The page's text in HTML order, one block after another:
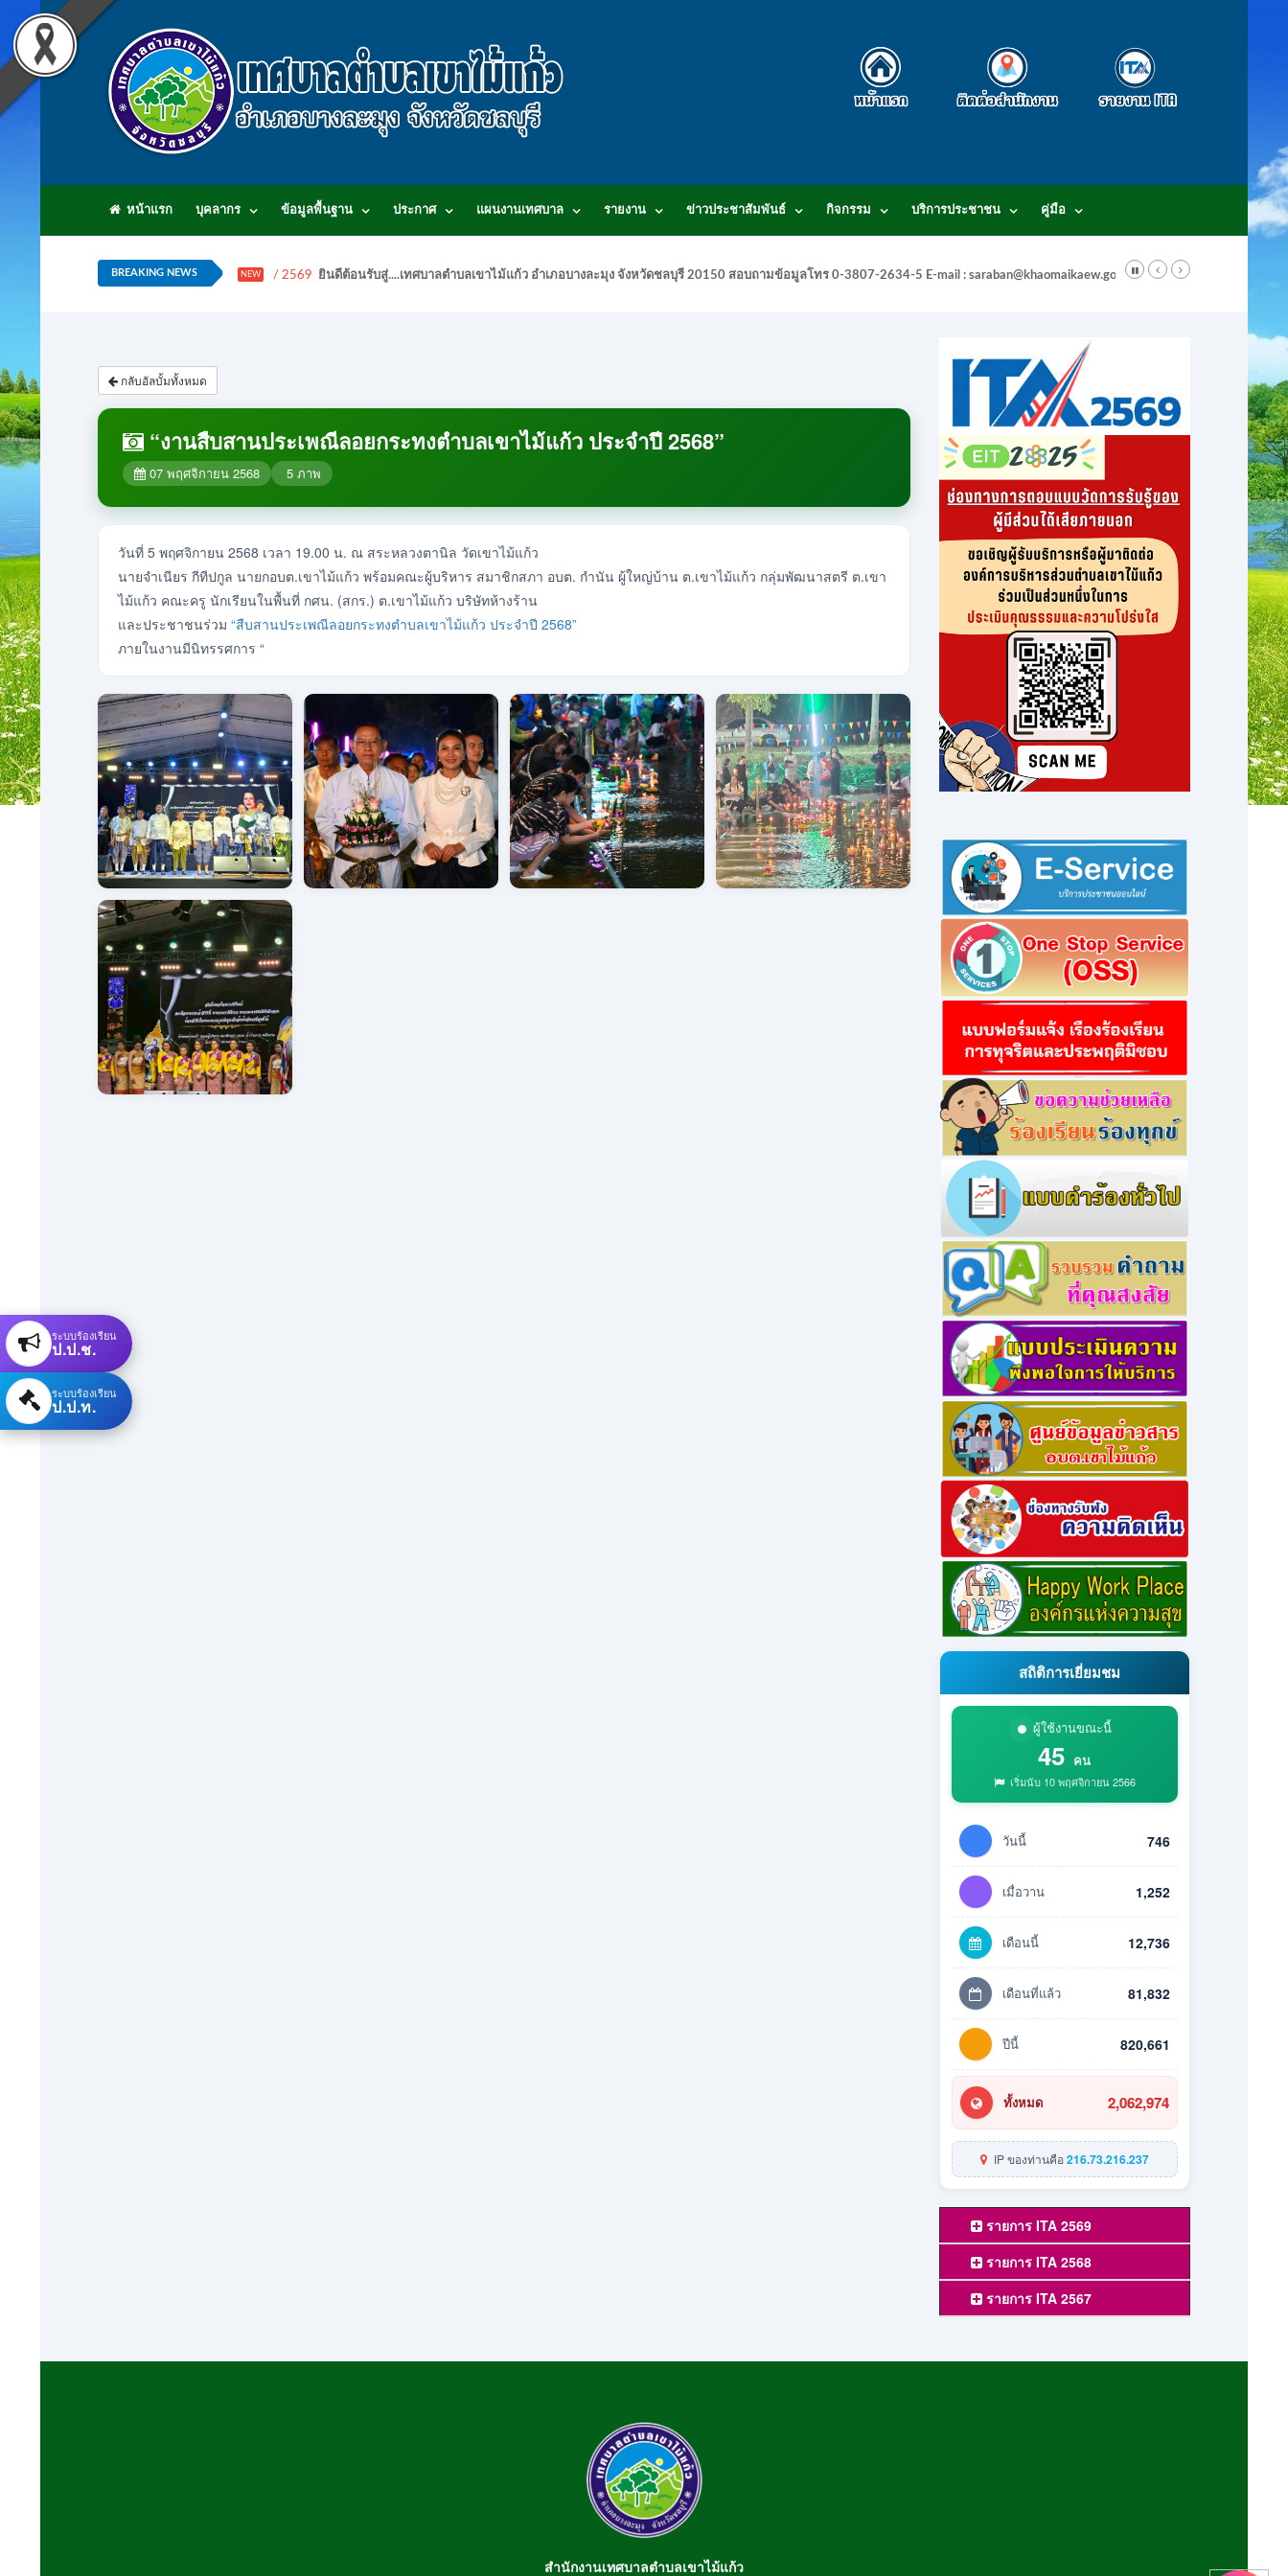
หน้าแรก บุคลากร ข้อมูลพื้นฐาน ประกาศ แผนงานเทศบาล รายงาน ข่าวประชาสัมพันธ์ กิจกรรม บริการประชาชน คู่มือ
BREAKING NEWS NEW / 2569 ยินดีต้อนรับสู่....เทศบาลตำบลเขาไม้แก้ว อำเภอบางละมุง จังหวัดชลบุรี 20150 สอบถามข้อมูลโทร 0-3807-2634-5 E-mail : saraban@khaomaikaew.go.th
กลับอัลบั้มทั้งหมด
“งานสืบสานประเพณีลอยกระทงตำบลเขาไม้แก้ว ประจำปี 2568”
07 พฤศจิกายน 2568 5 ภาพ
วันที่ 5 พฤศจิกายน 2568 เวลา 19.00 น. ณ สระหลวงตานิล วัดเขาไม้แก้ว
นายจำเนียร กีทีปกูล นายกอบต.เขาไม้แก้ว พร้อมคณะผู้บริหาร สมาชิกสภา อบต. กำนัน ผู้ใหญ่บ้าน ต.เขาไม้แก้ว กลุ่มพัฒนาสตรี ต.เขา
ไม้แก้ว คณะครู นักเรียนในพื้นที่ กศน. (สกร.) ต.เขาไม้แก้ว บริษัทห้างร้าน
และประชาชนร่วม “สืบสานประเพณีลอยกระทงตำบลเขาไม้แก้ว ประจำปี 2568”
ภายในงานมีนิทรรศการ “
สถิติการเยี่ยมชม
ผู้ใช้งานขณะนี้
45 คน
เริ่มนับ 10 พฤศจิกายน 2566
วันนี้ 746
เมื่อวาน 1,252
เดือนนี้ 12,736
เดือนที่แล้ว 81,832
ปีนี้ 820,661
ทั้งหมด 2,062,974
IP ของท่านคือ216.73.216.237
รายการ ITA 2569
รายการ ITA 2568
รายการ ITA 2567
ระบบร้องเรียน
ป.ป.ช.
ระบบร้องเรียน
ป.ป.ท.
สำนักงานเทศบาลตำบลเขาไม้แก้ว